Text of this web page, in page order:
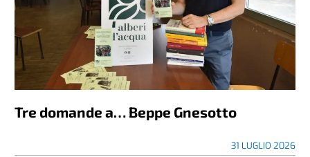
Tre domande a… Beppe Gnesotto
31 LUGLIO 2026